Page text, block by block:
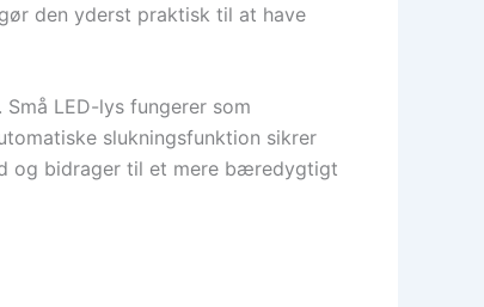
den yderst praktisk til at have
LED-lys fungerer som
slukningsfunktion sikrer
og bidrager til et mere bæredygtigt